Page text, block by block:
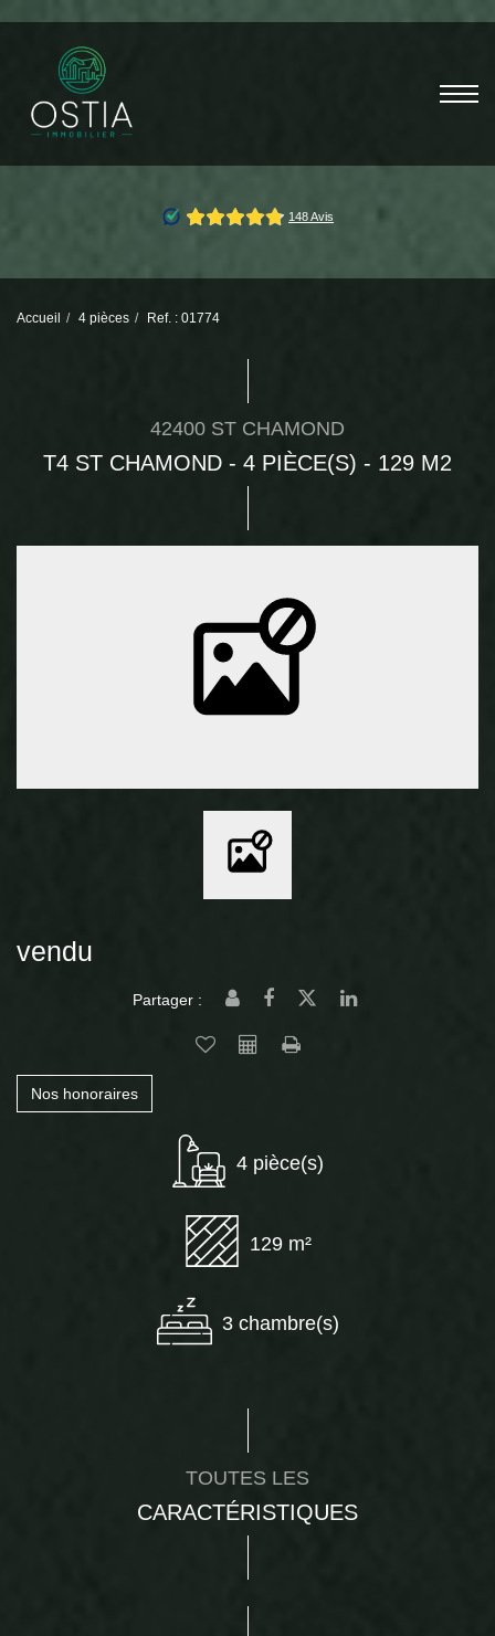
Accueil 4 pièces Ref. : 01774
42400 ST CHAMOND
T4 ST CHAMOND - 4 PIÈCE(S) - 129 M2
vendu
Partager :
Nos honoraires
4 pièce(s)
129 m²
3 chambre(s)
TOUTES LES
CARACTÉRISTIQUES